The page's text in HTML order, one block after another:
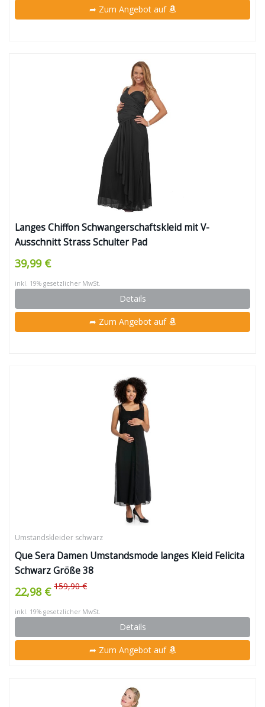
➦ Zum Angebot auf
Langes Chiffon Schwangerschaftskleid mit V-
Ausschnitt Strass Schulter Pad
39,99 €
inkl. 19% gesetzlicher MwSt.
Details
➦ Zum Angebot auf
Umstandskleider schwarz
Que Sera Damen Umstandsmode langes Kleid Felicita
Schwarz Größe 38
22,98 € 159,90 €
inkl. 19% gesetzlicher MwSt.
Details
➦ Zum Angebot auf